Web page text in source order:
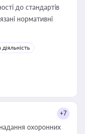
до стандартів
нормативні
+7
охоронних